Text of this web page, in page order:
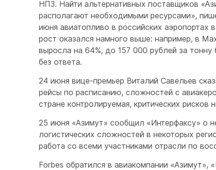
НПЗ. Найти альтернативных поставщиков
располагают необходимыми ресурсами»,
июня авиатопливо в российских
рост оказался намного выше: например, в
выросла на 64%, до 157 000 рублей за
без ответа.
24 июня вице-премьер Виталий Савельев
рейсы по расписанию, сложностей с
стране контролируемая, критических
25 июня «Азимут» сообщил «Интерфаксу» о
логистических сложностей в некоторых
работа со всеми участниками отрасли по
Forbes обратился в авиакомпании «Азимут»,